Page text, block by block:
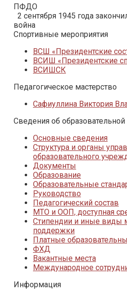
ПФДО
2 сентября 1945 года
война
Спортивные мероприятия
ВСШ «Президентские
ВСИШ «Президентские
ВСИШСК
Педагогическое мастерство
Сафиуллина Виктория
Сведения об образовательной
Основные сведения
Структура и органы
образовательного
Документы
Образование
Образовательные
Руководство
Педагогический состав
МТО и ООП, доступная
Стипендии и иные виды
поддержки
Платные
ФХД
Вакантные места
Международное
Информация